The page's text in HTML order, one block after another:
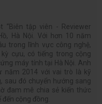
“Biên tập viên - Reviewer
Hà Nội. Với hơn 10 năm
trong lĩnh vực công nghệ,
cựu, có tiếng trong cộng
máy tính tại Hà Nội. Anh
năm 2014 với vai trò là kỹ
sau đó chuyển hướng sang
đam mê chia sẻ kiến thức
cộng đồng.